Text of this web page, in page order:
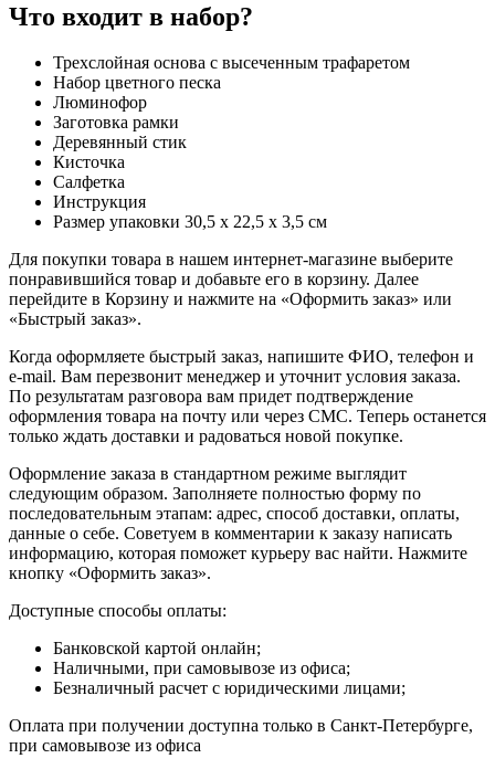
Что входит в набор?
Трехслойная основа с высеченным трафаретом
Набор цветного песка
Люминофор
Заготовка рамки
Деревянный стик
Кисточка
Салфетка
Инструкция
Размер упаковки 30,5 х 22,5 х 3,5 см
Для покупки товара в нашем интернет-магазине выберите
понравившийся товар и добавьте его в корзину. Далее
перейдите в Корзину и нажмите на «Оформить заказ» или
«Быстрый заказ».
Когда оформляете быстрый заказ, напишите ФИО, телефон и
e-mail. Вам перезвонит менеджер и уточнит условия заказа.
По результатам разговора вам придет подтверждение
оформления товара на почту или через СМС. Теперь останется
только ждать доставки и радоваться новой покупке.
Оформление заказа в стандартном режиме выглядит
следующим образом. Заполняете полностью форму по
последовательным этапам: адрес, способ доставки, оплаты,
данные о себе. Советуем в комментарии к заказу написать
информацию, которая поможет курьеру вас найти. Нажмите
кнопку «Оформить заказ».
Доступные способы оплаты:
Банковской картой онлайн;
Наличными, при самовывозе из офиса;
Безналичный расчет с юридическими лицами;
Оплата при получении доступна только в Санкт-Петербурге,
при самовывозе из офиса